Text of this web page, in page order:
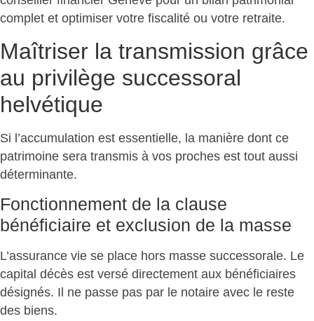
complet et optimiser votre fiscalité ou votre retraite.
Maîtriser la transmission grâce
au privilège successoral
helvétique
Si l’accumulation est essentielle, la manière dont ce
patrimoine sera transmis à vos proches est tout aussi
déterminante.
Fonctionnement de la clause
bénéficiaire et exclusion de la masse
L’assurance vie se place hors masse successorale. Le
capital décès est versé directement aux bénéficiaires
désignés. Il ne passe pas par le notaire avec le reste
des biens.